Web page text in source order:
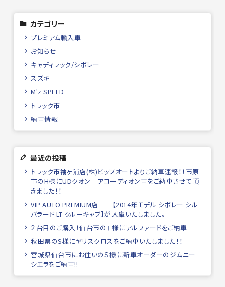
カテゴリー
プレミアム輸入車
お知らせ
キャディラック/シボレー
スズキ
M'z SPEED
トラック市
納車情報
最近の投稿
トラック市袖ヶ浦店(株)ビップオートよりご納車速報！！市原
市のH様にUDクオン アコーディオン車をご納車させて頂
きました！！
VIP AUTO PREMIUM店 【2014年モデル シボレー シル
バラード LT クルーキャブ】が入庫いたしました。
２台目のご購入！仙台市のＴ様にアルファードをご納車
秋田県のS様にヤリスクロスをご納車いたしました！！
宮城県仙台市にお住いのＳ様に新車オーダーのジムニー
シエラをご納車!!